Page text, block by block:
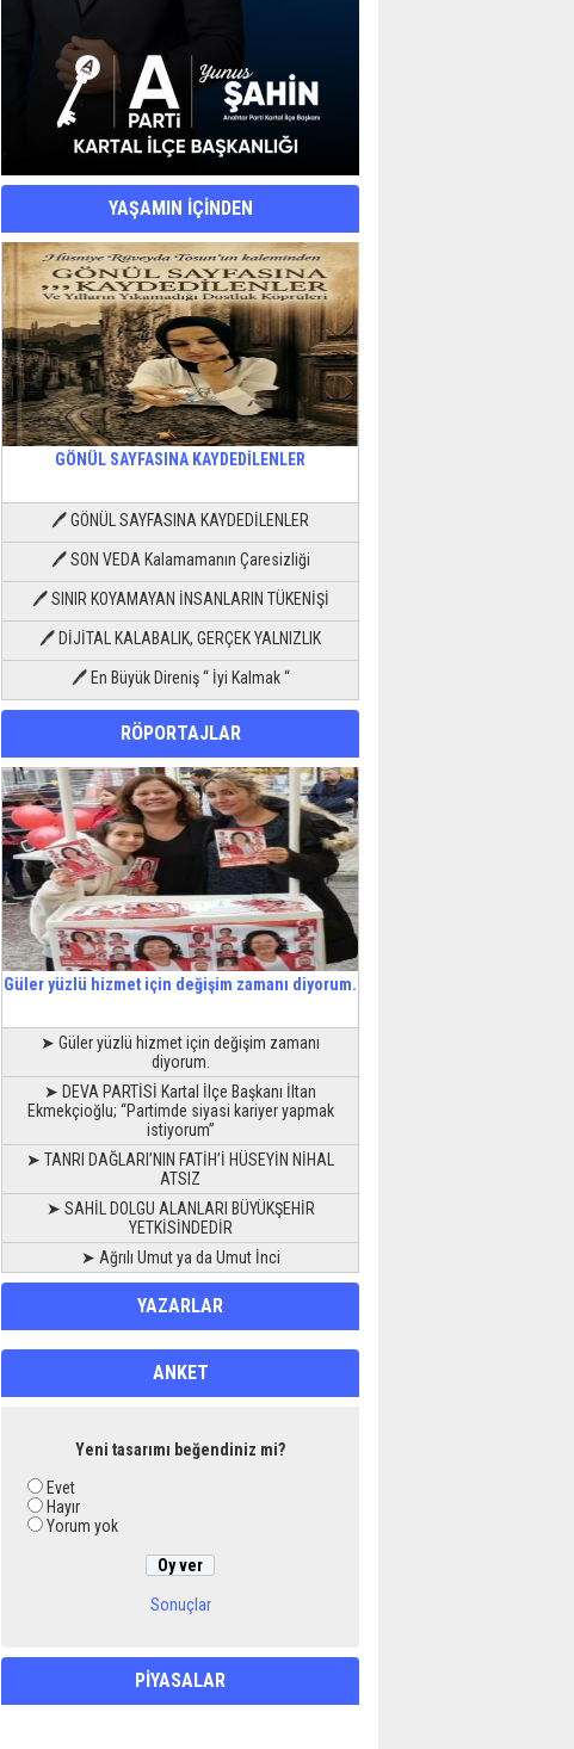
YAŞAMIN İÇİNDEN
GÖNÜL SAYFASINA KAYDEDİLENLER
🖊 GÖNÜL SAYFASINA KAYDEDİLENLER
🖊 SON VEDA Kalamamanın Çaresizliği
🖊 SINIR KOYAMAYAN İNSANLARIN TÜKENİŞİ
🖊 DİJİTAL KALABALIK, GERÇEK YALNIZLIK
🖊 En Büyük Direniş “ İyi Kalmak “
RÖPORTAJLAR
Güler yüzlü hizmet için değişim zamanı diyorum.
➤ Güler yüzlü hizmet için değişim zamanı
diyorum.
➤ DEVA PARTİSİ Kartal İlçe Başkanı İltan
Ekmekçioğlu; “Partimde siyasi kariyer yapmak
istiyorum”
➤ TANRI DAĞLARI’NIN FATİH’İ HÜSEYİN NİHAL
ATSIZ
➤ SAHİL DOLGU ALANLARI BÜYÜKŞEHİR
YETKİSİNDEDİR
➤ Ağrılı Umut ya da Umut İnci
YAZARLAR
ANKET
Yeni tasarımı beğendiniz mi?
Evet
Hayır
Yorum yok
Sonuçlar
PİYASALAR